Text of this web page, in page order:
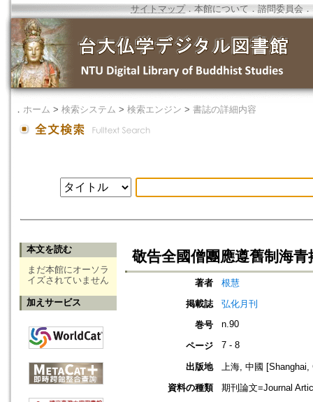
サイトマップ．本館について ． 諮問委員会 ．
． ホーム > 検索システム > 検索エンジン > 書誌の詳細内容
本文を読む
まだ本館にオーソラ
イズされていません
加えサービス
敬告全國僧團應遵舊制海
著者
根慧
掲載誌
弘化月刊
巻号
n.90
ページ 7 - 8
出版地
上海, 中國 [Shanghai,
資料の種類
期刊論文=Journal